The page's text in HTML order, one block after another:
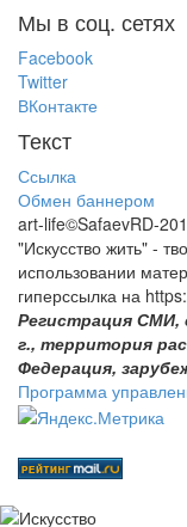
Мы в соц. сетях
Facebook
Twitter
ВКонтакте
Текст
Ссылка
Обмен баннером
art-life©SafaevRD-
"Искусство жить" -
использовании
гиперссылка на
Регистрация СМИ,
г., территория
Федерация,
Программа